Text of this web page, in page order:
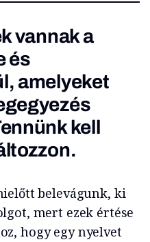
vannak a
és
amelyeket
kell
belevágunk, ki
mert ezek értése
hogy egy nyelvet